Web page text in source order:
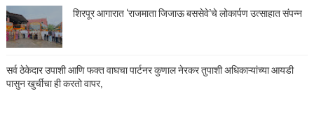
शिरपूर आगारात ‘राजमाता जिजाऊ बससेवे’चे लोकार्पण उत्साहात संपन्न
सर्व ठेकेदार उपाशी आणि फक्त वाघचा पार्टनर कुणाल नेरकर तुपाशी अधिकाऱ्यांच्या आयडी
पासुन खुर्चीचा ही करतो वापर,